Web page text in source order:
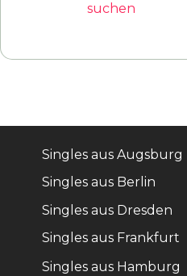
suchen
Singles aus Augsburg
Singles aus Berlin
Singles aus Dresden
Singles aus Frankfurt
Singles aus Hamburg